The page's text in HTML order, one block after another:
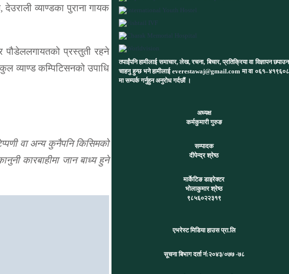
व्याण्डका पुराना गायक
पौडेललगायतको प्रस्तुती रहने
व्याण्ड कम्पिटिसनको उपाधि
वा अन्य कुनैपनि किसिमको
कारबाहीमा जान बाध्य हुने
तपाईंपनि हामीलाई समाचार, लेख, रचना, बिचार, प्रतिक्रिया वा विज्ञापन छपाउन
चाहनु हुन्छ भने हामीलाई everestawaj@gmail.com मा वा ०६१–४१९६०८
मा सम्पर्क गर्नुहुन अनुरोध गर्दछौं ।
अध्यक्ष
कर्मकुमारी गुरुङ
सम्पादक
दीपेन्द्र श्रेष्ठ
मार्केटिङ डाइरेक्टर
भोलाकुमार श्रेष्ठ
९८५६०२२३१९
एभरेस्ट मिडिया हाउस प्रा.लि
सूचना बिभाग दर्ता नं:२०४३/०७७ -७८